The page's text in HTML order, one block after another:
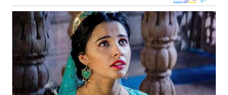
WN
MALUT
WN
DAIRI
WN